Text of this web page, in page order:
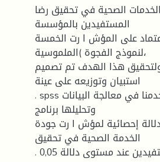
الصحية في تحقيق رضا
المستفيدين بالمؤسسة
على المؤش ا رت الخمسة
لنموذج الفجوة )الملموسية،
ولتحقيق هذا الهدف تم تصميم
استبيان وتوزيعه على عينة
. spss عشوائية مكونة من 60 مريض، وقد استخدمنا في معالجة البيانات
وتحليلها برنامج
إحصائية لمؤش ا رت جودة
الخدمة الصحية في تحقيق
عند مستوى دلالة 0,05